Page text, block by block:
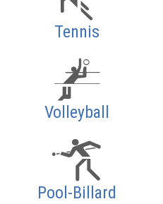
Tennis
Volleyball
Pool-Billard